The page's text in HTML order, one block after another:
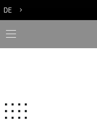
DE